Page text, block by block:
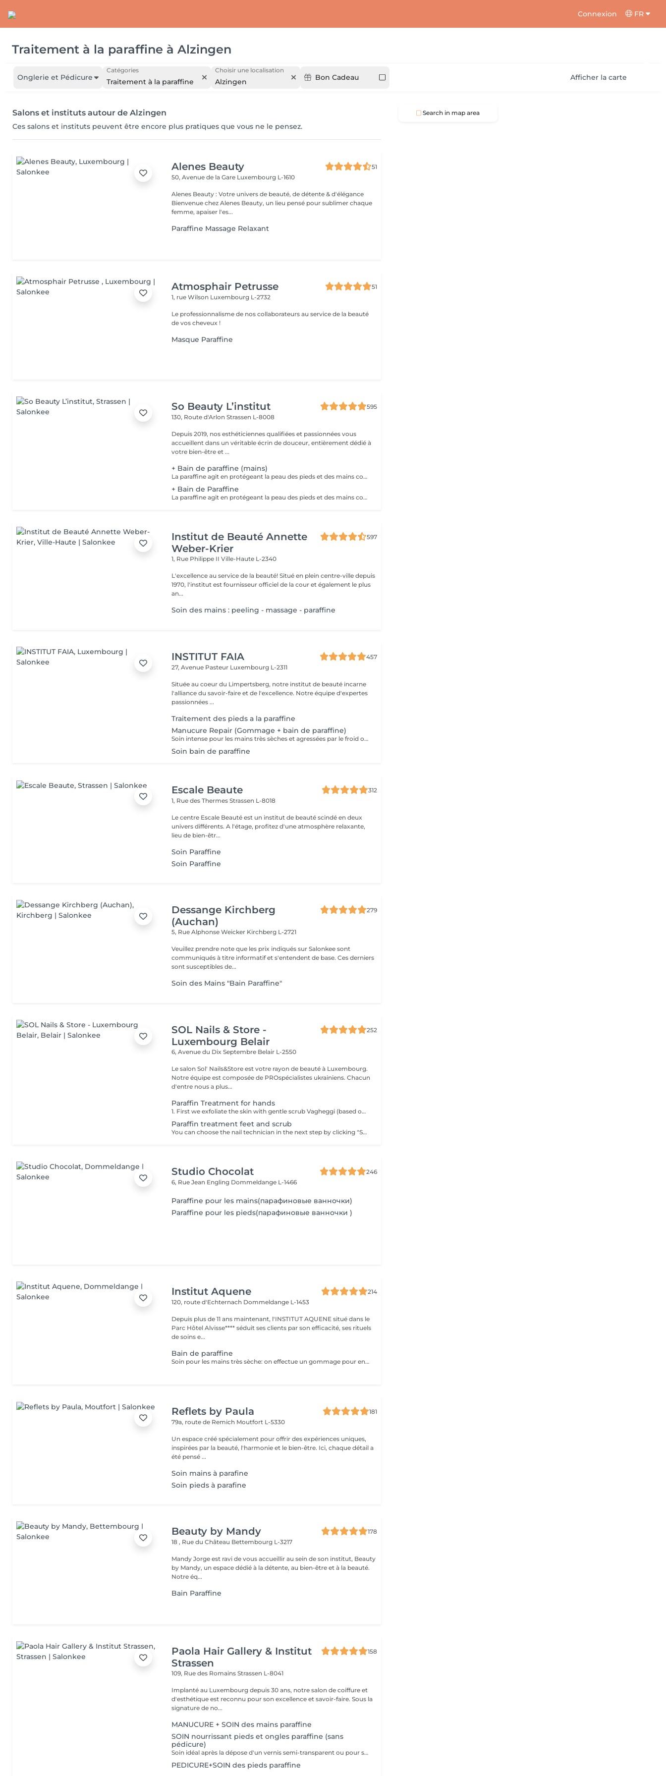
Connexion FR
Traitement à la paraffine à Alzingen
Onglerie et Pédicure
Catégories
Traitement à la paraffine
Choisir une localisation
Alzingen Bon Cadeau Afficher la carte
Salons et instituts autour de Alzingen
Ces salons et instituts peuvent être encore plus pratiques que vous ne le pensez.
Alenes Beauty
51
50, Avenue de la Gare Luxembourg L-1610
Alenes Beauty : Votre univers de beauté, de détente & d'élégance
Bienvenue chez Alenes Beauty, un lieu pensé pour sublimer chaque
femme, apaiser l'es...
Paraffine Massage Relaxant
Atmosphair Petrusse
51
1, rue Wilson Luxembourg L-2732
Le professionnalisme de nos collaborateurs au service de la beauté
de vos cheveux !
Masque Paraffine
So Beauty L’institut
595
130, Route d'ArlonStrassen L-8008
Depuis 2019, nos esthéticiennes qualifiées et passionnées vous
accueillent dans un véritable écrin de douceur, entièrement dédié à
votre bien-être et ...
+ Bain de paraffine (mains)
La paraffine agit en protégeant la peau des pieds et des mains contre les agressions extérieures. Sa capacité de rétention d'eau favorise l'hydratation de la peau. Le traitement à la paraffine est idéal pour avoir des membres lisses. En effet, ce produit procure un effet rajeunissant à la peau, en plus de l'adoucir. Ce traitement est ainsi surtout recommandé à toute personne ayant la peau sèche.
+ Bain de Paraffine
La paraffine agit en protégeant la peau des pieds et des mains contre les agressions extérieures. Sa capacité de rétention d'eau favorise l'hydratation de la peau. Le traitement à la paraffine est idéal pour avoir des membres lisses. En effet, ce produit procure un effet rajeunissant à la peau, en plus de l'adoucir. Ce traitement est ainsi surtout recommandé à toute personne ayant la peau sèche.
Institut de Beauté Annette
Weber-Krier
597
1, Rue Philippe IIVille-Haute L-2340
L'excellence au service de la beauté! Situé en plein centre-ville depuis
1970, l'institut est fournisseur officiel de la cour et également le plus
an...
Soin des mains : peeling - massage - paraffine
INSTITUT FAIA
457
27, Avenue Pasteur Luxembourg L-2311
Située au coeur du Limpertsberg, notre institut de beauté incarne
l'alliance du savoir-faire et de l'excellence. Notre équipe d'expertes
passionnées ...
Traitement des pieds a la paraffine
Manucure Repair (Gommage + bain de paraffine)
Soin intense pour les mains très sèches et agressées par le froid ou les produits. Comprend le limage des ongles, la pousse et la coupe des cuticules, gommage, masque à la paraffine de 10 minutes et massage avec une crème de soin. Application d'une base transparente si désirée.
Soin bain de paraffine
Escale Beaute
312
1, Rue des ThermesStrassen L-8018
Le centre Escale Beauté est un institut de beauté scindé en deux
univers différents. A l'étage, profitez d'une atmosphère relaxante,
lieu de bien-êtr...
Soin Paraffine
Soin Paraffine
Dessange Kirchberg
(Auchan)
279
5, Rue Alphonse Weicker Kirchberg L-2721
Veuillez prendre note que les prix indiqués sur Salonkee sont
communiqués à titre informatif et s'entendent de base. Ces derniers
sont susceptibles de...
Soin des Mains "Bain Paraffine"
SOL Nails & Store -
Luxembourg Belair
252
6, Avenue du Dix Septembre Belair L-2550
Le salon Sol' Nails&Store est votre rayon de beauté à Luxembourg.
Notre équipe est composée de PROspécialistes ukrainiens. Chacun
d'entre nous a plus...
Paraffin Treatment for hands
1. First we exfoliate the skin with gentle scrub Vagheggi (based on brown sugar and ground coffee that have an exfoliating effect; also it includes detoxifying green clay) 2. After, we apply hydrating cream Vagheggi (that includes coconut oil and cocoa butter, vitamin E and moisturising hyaluronic acid) - it's amazing for nourishing and hydrating. 3. The last step is the paraffin wax itself. You gently dip a few times your hand into the warm melted paraffin. It builds up a thick, warm "glove" of wax. 4. Once the wax layers are set, the hand is wrapped in a protective plastic liner and then placed into a soft glove. This insulates the heat and allows the moisture to be absorbed. For 15-20 min you have time to rest and relax. 5. The final step is to remove everything and your hands are ready, fully nourished. Depending on your skin and desire, you can repeat this treatment 2-4 time once a week or 2 weeks to get a cumulative effect. Advantages: Deeply nourishes dry skin, restores elasticity, and provides a "velvet skin" effect. Ideal after winter.
Paraffin treatment feet and scrub
You can choose the nail technician in the next step by clicking "Select employee". 1. First we exfoliate the skin with gentle scrub Vagheggi (based on brown sugar and ground coffee that have an exfoliating effect; also it includes detoxifying green clay) 2. After, we apply hydrating cream Vagheggi (that includes coconut oil and cocoa butter, vitamin E and moisturising hyaluronic acid) - it's amazing for nourishing and hydrating. 3. The last step is the paraffin wax itself. You gently dip a few times your foot into the warm melted paraffin. It builds up a thick, warm "glove" of wax. 4. Once the wax layers are set, the foot is wrapped in a protective plastic liner and then placed into a soft glove. This insulates the heat and allows the moisture to be absorbed. For 15-20 min you have time to rest and relax. 5. The final step is to remove everything and your feet are ready, fully nourished. Depending on your skin and desire, you can repeat this treatment 2-4 time once a week or 2 weeks to get a cumulative effect. Advantages: Deeply nourishes dry skin, restores elasticity, and provides a "velvet skin" effect. Ideal after winter.
Studio Chocolat
246
6, Rue Jean Engling Dommeldange L-1466
Paraffine pour les mains(парафиновые ванночки)
Paraffine pour les pieds(парафиновые ванночки )
Institut Aquene
214
120, route d'Echternach Dommeldange L-1453
Depuis plus de 11 ans maintenant, l'INSTITUT AQUENE situé dans le
Parc Hôtel Alvisse**** séduit ses clients par son efficacité, ses rituels
de soins e...
Bain de paraffine
Soin pour les mains très sèche: on effectue un gommage pour enlever les peaux mortes, on applique une crème très grasse et on trempe les mains dans la paraffine chaude pour faire pénétrer la crème en profondeur et redonner aux mains la douceur. Après un temps de pose nous terminons par un massage des mains pour faire pénétrer l'excédant de crème.
Reflets by Paula
181
79a, route de Remich Moutfort L-5330
Un espace créé spécialement pour offrir des expériences uniques,
inspirées par la beauté, l'harmonie et le bien-être. Ici, chaque détail a
été pensé ...
Soin mains à parafine
Soin pieds à parafine
Beauty by Mandy
178
18 , Rue du Château Bettembourg L-3217
Mandy Jorge est ravi de vous accueillir au sein de son institut, Beauty
by Mandy, un espace dédié à la détente, au bien-être et à la beauté.
Notre éq...
Bain Paraffine
Paola Hair Gallery & Institut
Strassen
158
109, Rue des RomainsStrassen L-8041
Implanté au Luxembourg depuis 30 ans, notre salon de coiffure et
d'esthétique est reconnu pour son excellence et savoir-faire. Sous la
signature de no...
MANUCURE + SOIN des mains paraffine
SOIN nourrissant pieds et ongles paraffine (sans
pédicure)
Soin idéal après la dépose d'un vernis semi-transparent ou pour simplement nourrir les pieds et les ongles
PEDICURE+SOIN des pieds paraffine
Search in map area